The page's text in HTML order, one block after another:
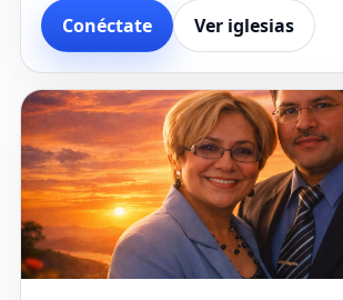
Conéctate Ver iglesias